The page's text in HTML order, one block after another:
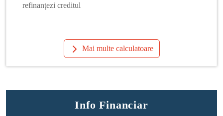
refinanțezi creditul
Mai multe calculatoare
Info Financiar